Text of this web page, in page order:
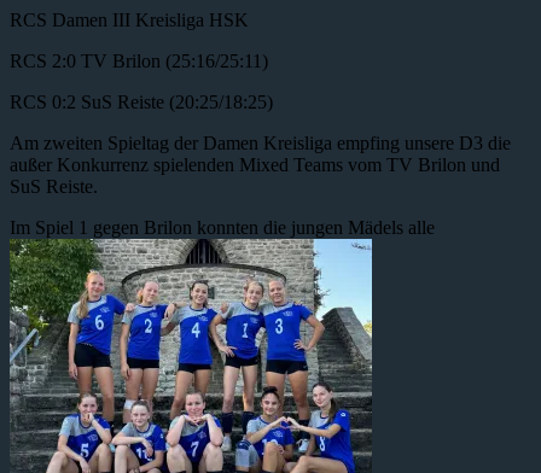
RCS Damen III Kreisliga HSK
RCS 2:0 TV Brilon (25:16/25:11)
RCS 0:2 SuS Reiste (20:25/18:25)
Am zweiten Spieltag der Damen Kreisliga empfing unsere D3 die
außer Konkurrenz spielenden Mixed Teams vom TV Brilon und
SuS Reiste.
Im Spiel 1 gegen Brilon konnten die jungen Mädels alle